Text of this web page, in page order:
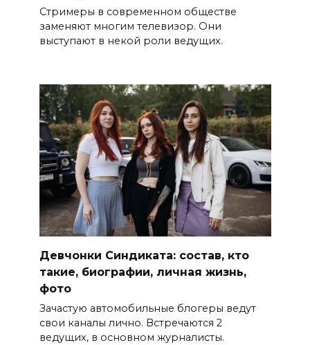
Стримеры в современном обществе
заменяют многим телевизор. Они
выступают в некой роли ведущих.
Девчонки Синдиката: состав, кто
такие, биографии, личная жизнь,
фото
Зачастую автомобильные блогеры ведут
свои каналы лично. Встречаются 2
ведущих, в основном журналисты.